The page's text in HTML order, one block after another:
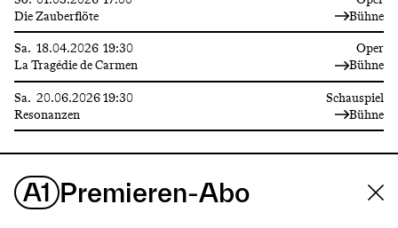
Die Zauberflöte
Bühne
Oper
Sa. 18.04.2026 19:30
La Tragédie de Carmen
Bühne
Schauspiel
Sa. 20.06.202619:30
Resonanzen
Bühne
A1 Premieren-Abo